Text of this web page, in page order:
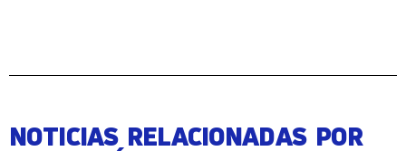
NOTICIAS RELACIONADAS POR